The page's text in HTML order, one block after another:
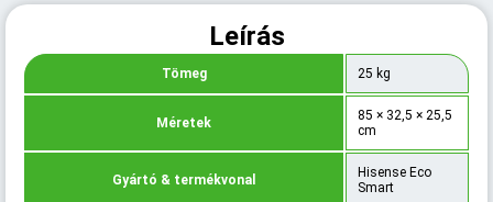
Leírás
Tömeg 25 kg
Méretek
85 × 32,5 × 25,5
cm
Gyártó & termékvonal
Hisense Eco
Smart